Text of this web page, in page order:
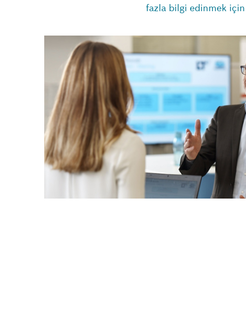
fazla bilgi edinmek için